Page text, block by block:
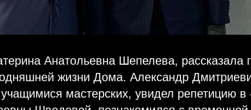
Анатольевна Шепелева, рассказала
жизни Дома. Александр
учащимися мастерских, увидел репетицию